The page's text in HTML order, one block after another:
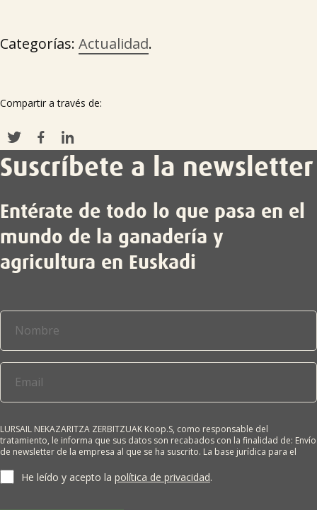
Categorías: Actualidad.
Compartir a través de:
Suscríbete a la newsletter
Entérate de todo lo que pasa en el
mundo de la ganadería y
agricultura en Euskadi
LURSAIL NEKAZARITZA ZERBITZUAK Koop.S, como responsable del
tratamiento, le informa que sus datos son recabados con la finalidad de: Envío
de newsletter de la empresa al que se ha suscrito. La base jurídica para el
terceros salvo obligación legal. Cualquier persona tiene derecho a solicitar el
acceso, rectificación, supresión, limitación del tratamiento, oposición o
He leído y acepto la política de privacidad.